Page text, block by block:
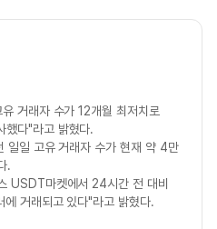
거래자 수가 12개월 최저치로
했다"라고 밝혔다.
일 고유 거래자 수가 현재 약 4만
.
USDT마켓에서 24시간 전 대비
거래되고 있다"라고 밝혔다.